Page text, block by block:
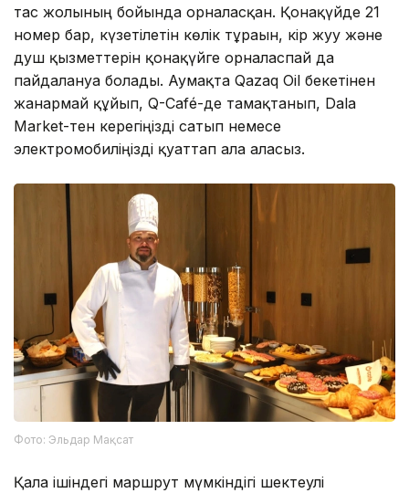
тас жолының бойында орналасқан. Қонақүйде 21
номер бар, күзетілетін көлік тұрағын, кір жуу және
душ қызметтерін қонақүйге орналаспай да
пайдалануға болады. Аумақта Qazaq Oil бекетінен
жанармай құйып, Q-Café-де тамақтанып, Dala
Market-тен керегіңізді сатып немесе
электромобиліңізді қуаттап ала аласыз.
Фото: Эльдар Мақсат
Қала ішіндегі маршрут мүмкіндігі шектеулі